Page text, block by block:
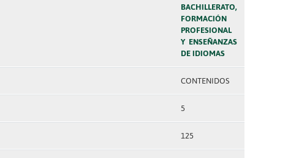
BACHILLERATO,
FORMACIÓN
PROFESIONAL
Y ENSEÑANZAS
DE IDIOMAS
CONTENIDOS
5
125